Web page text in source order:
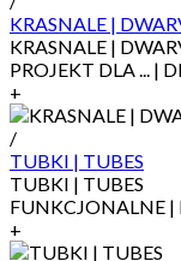
KRASNALE |
KRASNALE |
PROJEKT DLA ... |
+
/
TUBKI | TUBES
TUBKI | TUBES
FUNKCJONALNE |
+